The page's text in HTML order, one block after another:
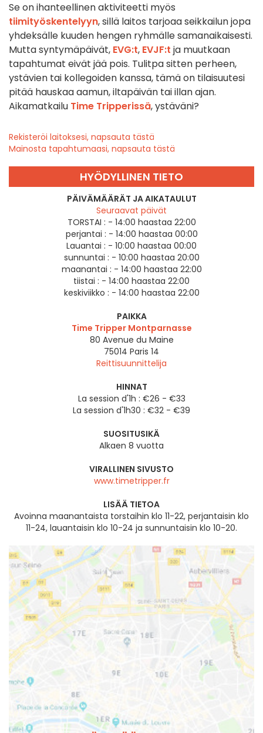
Se on ihanteellinen aktiviteetti myös
tiimityöskentelyyn, sillä laitos tarjoaa seikkailun jopa
yhdeksälle kuuden hengen ryhmälle samanaikaisesti.
Mutta syntymäpäivät, EVG:t, EVJF:t ja muutkaan
tapahtumat eivät jää pois. Tulitpa sitten perheen,
ystävien tai kollegoiden kanssa, tämä on tilaisuutesi
pitää hauskaa aamun, iltapäivän tai illan ajan.
Aikamatkailu Time Tripperissä, ystäväni?
Rekisteröi laitoksesi, napsauta tästä
Mainosta tapahtumaasi, napsauta tästä
HYÖDYLLINEN TIETO
PÄIVÄMÄÄRÄT JA AIKATAULUT
Seuraavat päivät
TORSTAI : - 14:00 haastaa 22:00
perjantai : - 14:00 haastaa 00:00
Lauantai : - 10:00 haastaa 00:00
sunnuntai : - 10:00 haastaa 20:00
maanantai : - 14:00 haastaa 22:00
tiistai : - 14:00 haastaa 22:00
keskiviikko : - 14:00 haastaa 22:00
PAIKKA
Time Tripper Montparnasse
80 Avenue du Maine
75014 Paris 14
Reittisuunnittelija
HINNAT
La session d'1h : €26 - €33
La session d'1h30 : €32 - €39
SUOSITUSIKÄ
Alkaen 8 vuotta
VIRALLINEN SIVUSTO
www.timetripper.fr
LISÄÄ TIETOA
Avoinna maanantaista torstaihin klo 11-22, perjantaisin klo
11-24, lauantaisin klo 10-24 ja sunnuntaisin klo 10-20.